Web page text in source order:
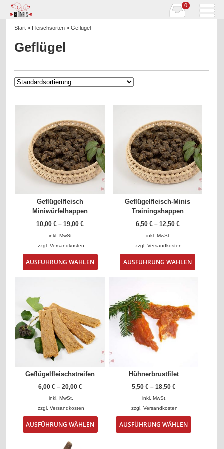
0
Start » Fleischsorten » Geflügel
Geflügel
Geflügelfleisch
Miniwürfelhappen
10,00€ –19,00€
inkl. MwSt.
zzgl.Versandkosten
AUSFÜHRUNG WÄHLEN
Dieses
Optionen
der
Produktseite
Geflügelfleisch-Minis
Trainingshappen
6,50 €– 12,50 €
inkl. MwSt.
zzgl.Versandkosten
AUSFÜHRUNG WÄHLEN
Dieses
Die
Geflügelfleischstreifen
6,00 €– 20,00 €
inkl. MwSt.
zzgl.Versandkosten
AUSFÜHRUNG WÄHLEN
Dieses
Produkt
Hühnerbrustfilet
5,50 €– 18,50 €
inkl. MwSt.
zzgl.Versandkosten
AUSFÜHRUNG WÄHLEN
Dieses